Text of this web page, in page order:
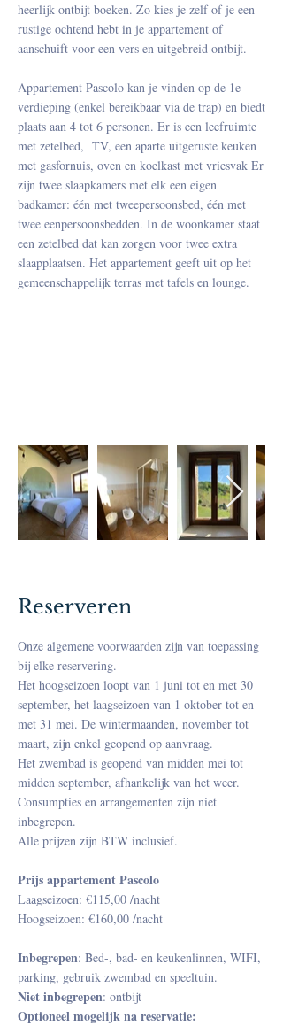
heerlijk ontbijt boeken. Zo kies je zelf of je een
rustige ochtend hebt in je appartement of
aanschuift voor een vers en uitgebreid ontbijt.
​Appartement Pascolo kan je vinden op de 1e
verdieping (enkel bereikbaar via de trap) en biedt
plaats aan 4 tot 6 personen. Er is een leefruimte
met zetelbed, TV, een aparte uitgeruste keuken
met gasfornuis, oven en koelkast met vriesvak Er
zijn twee slaapkamers met elk een eigen
badkamer: één met tweepersoonsbed, één met
twee eenpersoonsbedden. In de woonkamer staat
een zetelbed dat kan zorgen voor twee extra
slaapplaatsen. Het appartement geeft uit op het
gemeenschappelijk terras met tafels en lounge.
Reserveren
Onze algemene voorwaarden zijn van toepassing
bij elke reservering.
Het hoogseizoen loopt van 1 juni tot en met 30
september, het laagseizoen van 1 oktober tot en
met 31 mei. De wintermaanden, november tot
maart, zijn enkel geopend op aanvraag.
Het zwembad is geopend van midden mei tot
midden september, afhankelijk van het weer.
Consumpties en arrangementen zijn niet
inbegrepen.
Alle prijzen zijn BTW inclusief.
Prijs appartement Pascolo
Laagseizoen: €115,00 /nacht
Hoogseizoen: €160,00 /nacht
Inbegrepen: Bed-, bad- en keukenlinnen, WIFI,
parking, gebruik zwembad en speeltuin.
Niet inbegrepen: ontbijt
Optioneel mogelijk na reservatie: